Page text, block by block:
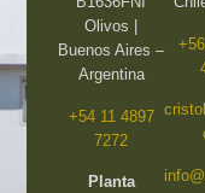
Olivos |
Buenos Aires –
Argentina
+54 11 4897
7272
Planta